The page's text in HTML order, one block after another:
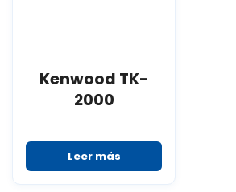
Kenwood TK-
2000
Leer más